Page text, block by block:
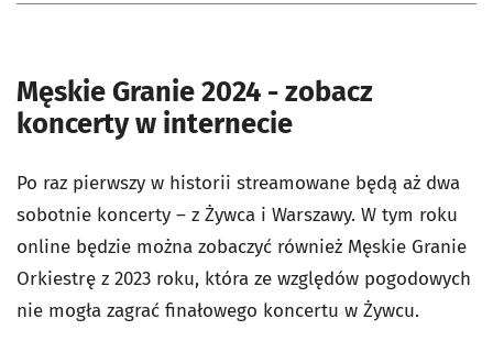
Męskie Granie 2024 - zobacz
koncerty w internecie
Po raz pierwszy w historii streamowane będą aż dwa
sobotnie koncerty – z Żywca i Warszawy. W tym roku
online będzie można zobaczyć również Męskie Granie
Orkiestrę z 2023 roku, która ze względów pogodowych
nie mogła zagrać finałowego koncertu w Żywcu.